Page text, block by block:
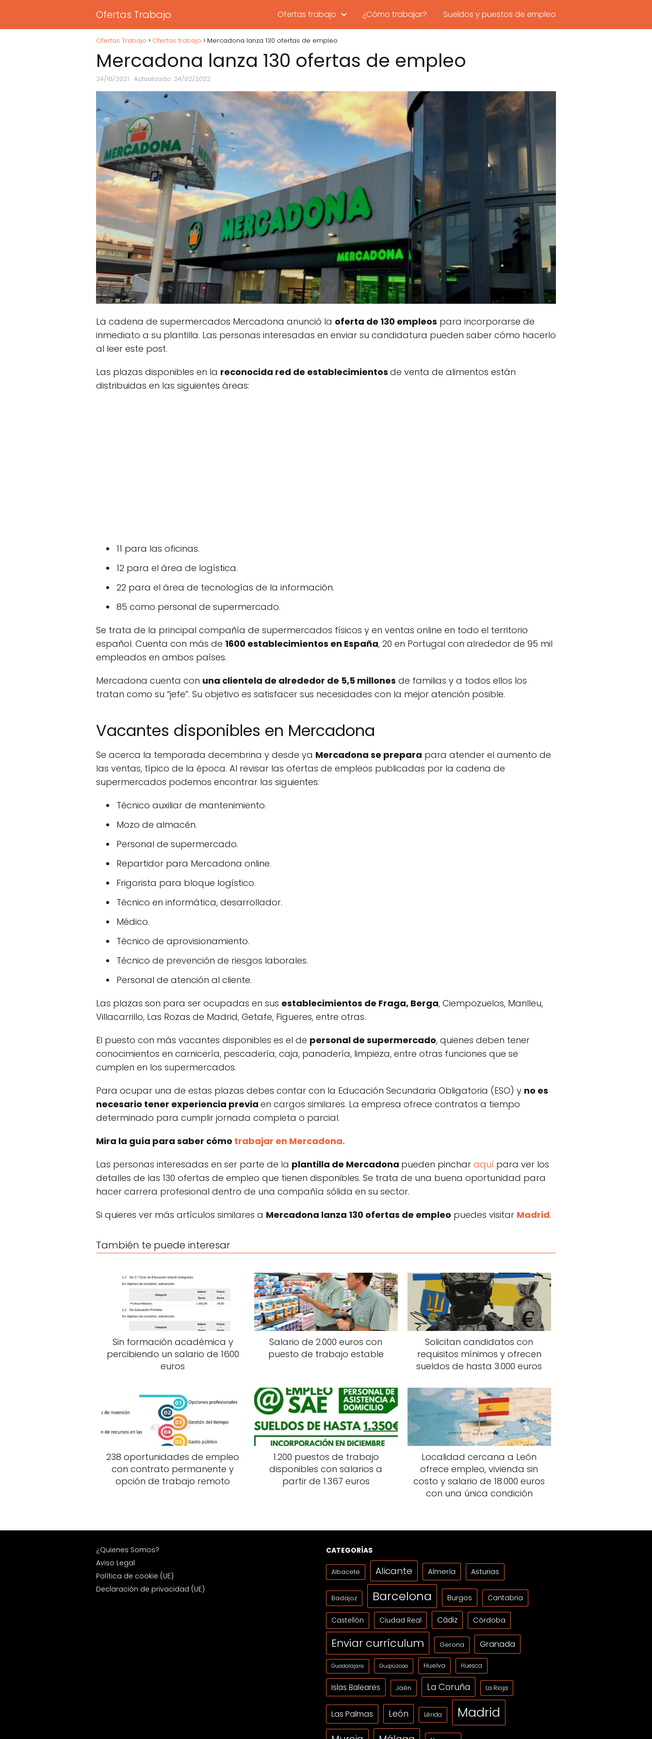
Ofertas Trabajo Ofertas trabajo ¿Cómo trabajar? Sueldos y puestos de empleo
Ofertas Trabajo Ofertas trabajo Mercadona lanza 130 ofertas de empleo
Mercadona lanza 130 ofertas de empleo
24/10/2021 · Actualizado: 24/02/2022
La cadena de supermercados Mercadona anunció la oferta de 130 empleos para incorporarse de
inmediato a su plantilla. Las personas interesadas en enviar su candidatura pueden saber cómo hacerlo
al leer este post.
Las plazas disponibles en la reconocida red de establecimientos de venta de alimentos están
distribuidas en las siguientes áreas:
11 para las oficinas.
12 para el área de logística.
22 para el área de tecnologías de la información.
85 como personal de supermercado.
Se trata de la principal compañía de supermercados físicos y en ventas online en todo el territorio
español. Cuenta con más de 1600 establecimientos en España, 20 en Portugal con alrededor de 95 mil
empleados en ambos países.
Mercadona cuenta con una clientela de alrededor de 5,5 millones de familias y a todos ellos los
tratan como su “jefe”. Su objetivo es satisfacer sus necesidades con la mejor atención posible.
Vacantes disponibles en Mercadona
Se acerca la temporada decembrina y desde ya Mercadona se prepara para atender el aumento de
las ventas, típico de la época. Al revisar las ofertas de empleos publicadas por la cadena de
supermercados podemos encontrar las siguientes:
Técnico auxiliar de mantenimiento.
Mozo de almacén.
Personal de supermercado.
Repartidor para Mercadona online.
Frigorista para bloque logístico.
Técnico en informática, desarrollador.
Médico.
Técnico de aprovisionamiento.
Técnico de prevención de riesgos laborales.
Personal de atención al cliente.
Las plazas son para ser ocupadas en sus establecimientos de Fraga, Berga, Ciempozuelos, Manlleu,
Villacarrillo, Las Rozas de Madrid, Getafe, Figueres, entre otras.
El puesto con más vacantes disponibles es el de personal de supermercado, quienes deben tener
conocimientos en carnicería, pescadería, caja, panadería, limpieza, entre otras funciones que se
cumplen en los supermercados.
Para ocupar una de estas plazas debes contar con la Educación Secundaria Obligatoria (ESO) y no es
necesario tener experiencia previa en cargos similares. La empresa ofrece contratos a tiempo
determinado para cumplir jornada completa o parcial.
Mira la guía para saber cómo trabajar en Mercadona.
Las personas interesadas en ser parte de la plantilla de Mercadona pueden pinchar aquí para ver los
detalles de las 130 ofertas de empleo que tienen disponibles. Se trata de una buena oportunidad para
hacer carrera profesional dentro de una compañía sólida en su sector.
Si quieres ver más artículos similares a Mercadona lanza 130 ofertas de empleo puedes visitar Madrid.
También te puede interesar
Sin formación académica y
percibiendo un salario de 1600
euros
Salario de 2.000 euros con
puesto de trabajo estable
Solicitan candidatos con
requisitos mínimos y ofrecen
sueldos de hasta 3.000 euros
238 oportunidades de empleo
con contrato permanente y
opción de trabajo remoto
1.200 puestos de trabajo
disponibles con salarios a
partir de 1.367 euros
Localidad cercana a León
ofrece empleo, vivienda sin
costo y salario de 18.000 euros
con una única condición
¿Quienes Somos?
Aviso Legal
Política de cookie (UE)
Declaración de privacidad (UE)
CATEGORÍAS
Albacete Alicante Almería Asturias
Badajoz Barcelona Burgos Cantabria
Castellón Ciudad Real Cádiz Córdoba
Enviar currículum Gerona Granada
Guadalajara Guipúzcoa Huelva Huesca
Islas Baleares Jaén La Coruña La Rioja
Las Palmas León Lérida Madrid